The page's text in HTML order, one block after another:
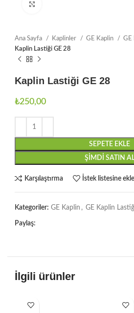
Ana Sayfa Kaplinler GE Kaplin
GE
Kaplin Lastiği GE 28
Kaplin Lastiği GE 28
₺250,00
SEPETE EKLE
ŞIMDI SATIN
Karşılaştırma İstek listesine ekle
Kategoriler: GE Kaplin , GE Kaplin
Paylaş:
İlgili ürünler